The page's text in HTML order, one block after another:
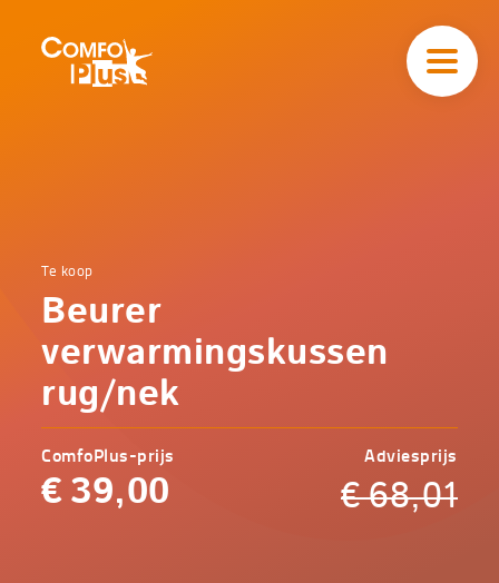
Home
Koopjeshoek
verwarmingskussen
rug/nek
Comfoplus
-
Te koop
Beurer
verwarmingskussen
rug/nek
ComfoPlus-prijs
€ 39,00
Adviesprijs
€68,01
navigatieComfoPlus